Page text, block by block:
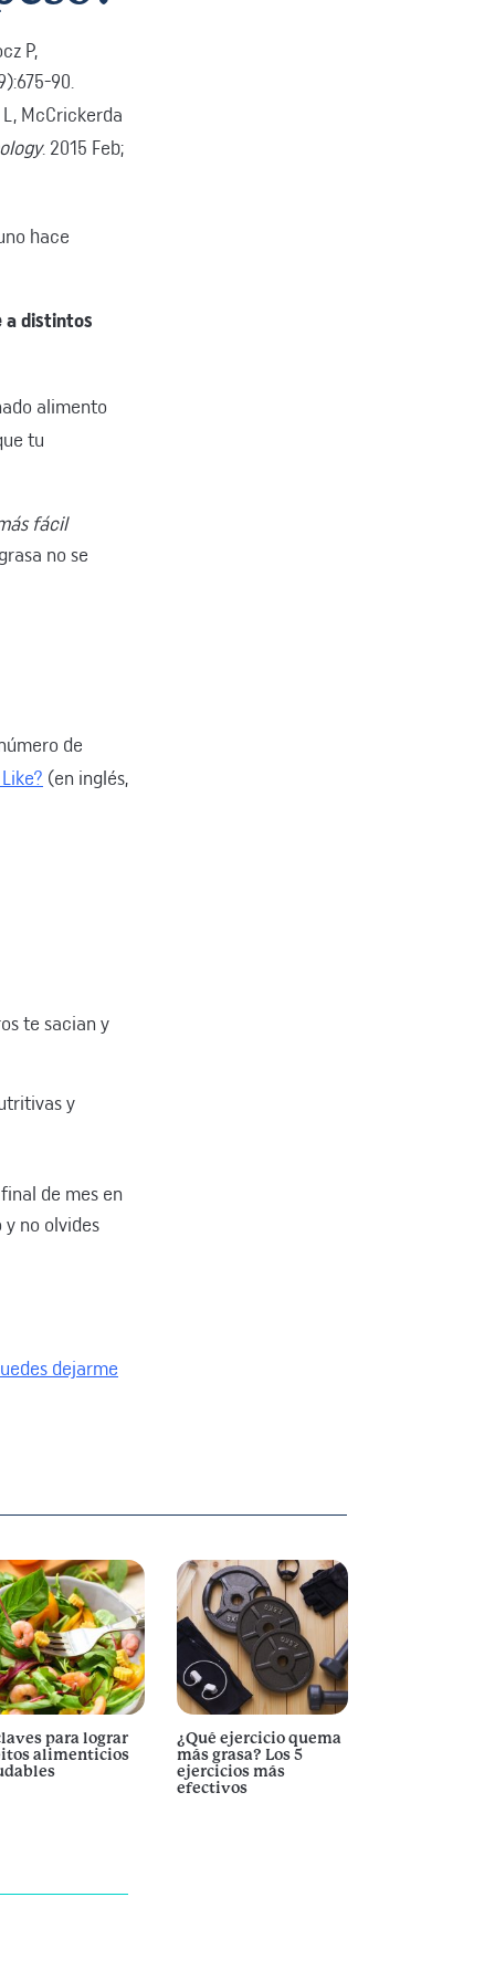
P,
90.
McCrickerda
. 2015 Feb;
hace
a distintos
alimento
tu
fácil
no se
de
(en inglés,
te sacian y
y
de mes en
no olvides
dejarme
para lograr
alimenticios
¿Qué ejercicio quema
más grasa? Los 5
ejercicios más
efectivos